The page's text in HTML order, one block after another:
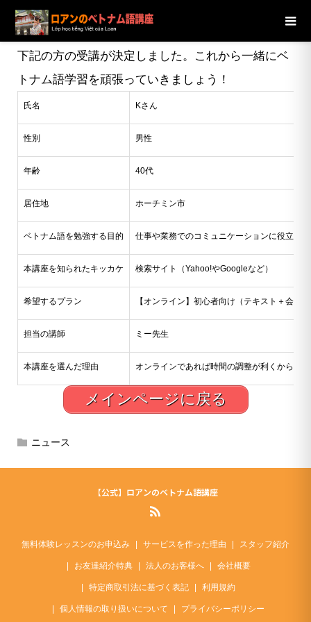
ブログ
決定しました
下記の方の受講が決定しました。これから一緒にベ
トナム語学習を頑張っていきましょう！
氏名 Kさん
性別 男性
年齢 40代
居住地 ホーチミン市
ベトナム語を勉強する目的 仕事や業務でのコミュニケーションに役立て
本講座を知られたキッカケ 検索サイト（Yahoo!やGoogleなど）
希望するプラン 【オンライン】初心者向け（テキスト＋会話）
担当の講師 ミー先生
本講座を選んだ理由 オンラインであれば時間の調整が利くから。
メインページに戻る
ニュース
【公式】ロアンのベトナム語講座
無料体験レッスンのお申込み サービスを作った理由 スタッフ紹介
お友達紹介特典 法人のお客様へ 会社概要
特定商取引法に基づく表記 利用規約
個人情報の取り扱いについて プライバシーポリシー